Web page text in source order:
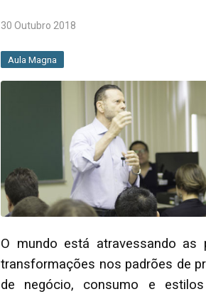
30 Outubro 2018
Aula Magna
O mundo está atravessando as
transformações nos padrões de
de negócio, consumo e